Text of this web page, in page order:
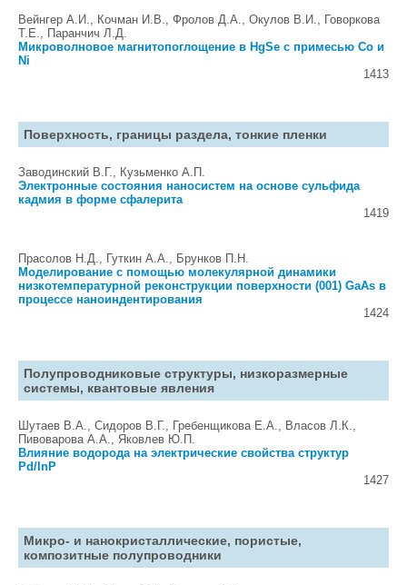
Вейнгер А.И., Кочман И.В., Фролов Д.А., Окулов В.И., Говоркова
Т.Е., Паранчич Л.Д.
Микроволновое магнитопоглощение в HgSe с примесью Co и
Ni
1413
Поверхность, границы раздела, тонкие пленки
Заводинский В.Г., Кузьменко А.П.
Электронные состояния наносистем на основе сульфида
кадмия в форме сфалерита
1419
Прасолов Н.Д., Гуткин А.А., Брунков П.Н.
Моделирование с помощью молекулярной динамики
низкотемпературной реконструкции поверхности (001) GaAs в
процессе наноиндентирования
1424
Полупроводниковые структуры, низкоразмерные
системы, квантовые явления
Шутаев В.А., Сидоров В.Г., Гребенщикова Е.А., Власов Л.К.,
Пивоварова А.А., Яковлев Ю.П.
Влияние водорода на электрические свойства структур
Pd/InP
1427
Микро- и нанокристаллические, пористые,
композитные полупроводники